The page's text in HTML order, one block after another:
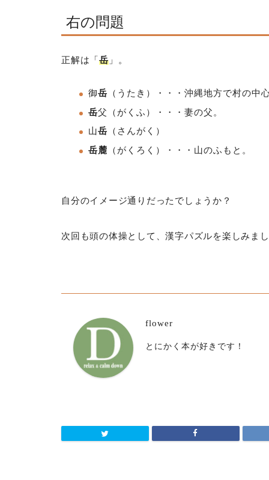
右の問題
正解は「岳」。
御岳 （うたき）・・・沖縄地方で村の中
岳父（がくふ）・・・妻の父。
山岳 （さんがく）
岳麓 （がくろく） ・・・山のふもと。
自分のイメージ通りだったでしょうか？
次回も頭の体操として、漢字パズルを楽しみまし
flower
とにかく本が好きです！